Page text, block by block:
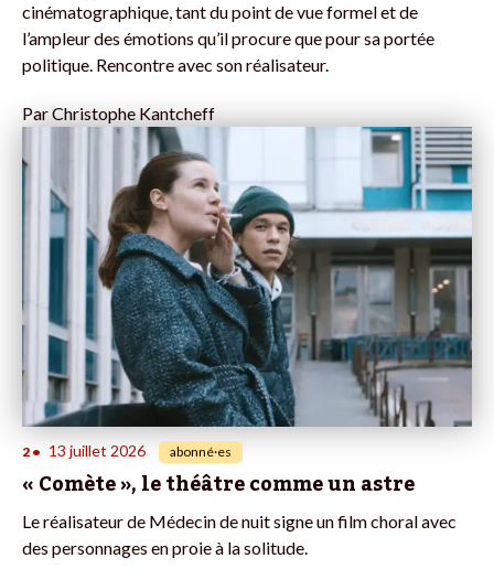
cinématographique, tant du point de vue formel et de
l’ampleur des émotions qu’il procure que pour sa portée
politique. Rencontre avec son réalisateur.
ParChristophe Kantcheff
2 • 13 juillet 2026 abonné·es
« Comète », le théâtre comme un astre
Le réalisateur de Médecin de nuit signe un film choral avec
des personnages en proie à la solitude.